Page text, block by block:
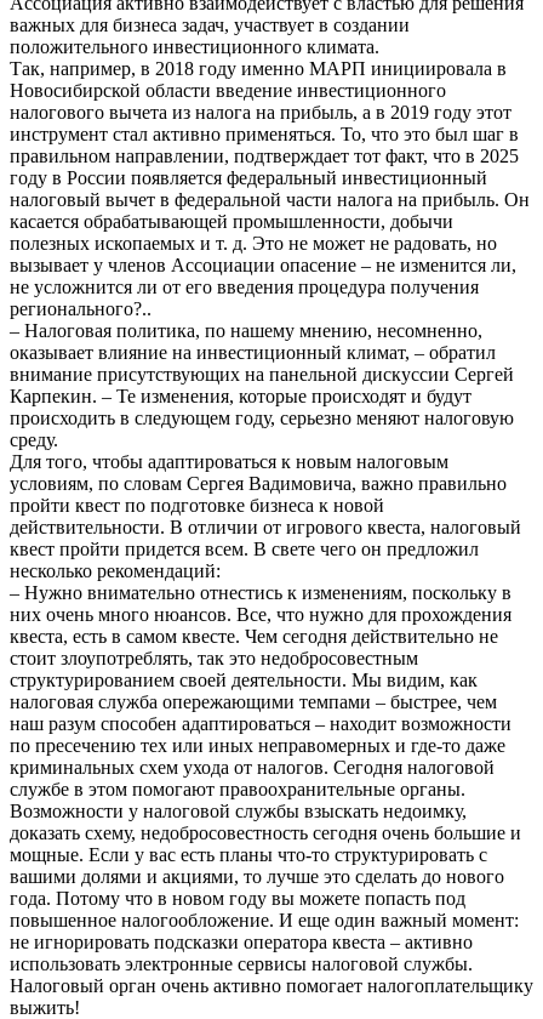
важных для бизнеса задач, участвует в создании
положительного инвестиционного климата.
Так, например, в 2018 году именно МАРП инициировала в
Новосибирской области введение инвестиционного
налогового вычета из налога на прибыль, а в 2019 году этот
инструмент стал активно применяться. То, что это был шаг в
правильном направлении, подтверждает тот факт, что в 2025
году в России появляется федеральный инвестиционный
налоговый вычет в федеральной части налога на прибыль. Он
касается обрабатывающей промышленности, добычи
полезных ископаемых и т. д. Это не может не радовать, но
вызывает у членов Ассоциации опасение – не изменится ли,
не усложнится ли от его введения процедура получения
регионального?..
– Налоговая политика, по нашему мнению, несомненно,
оказывает влияние на инвестиционный климат, – обратил
внимание присутствующих на панельной дискуссии Сергей
Карпекин. – Те изменения, которые происходят и будут
происходить в следующем году, серьезно меняют налоговую
среду.
Для того, чтобы адаптироваться к новым налоговым
условиям, по словам Сергея Вадимовича, важно правильно
пройти квест по подготовке бизнеса к новой
действительности. В отличии от игрового квеста, налоговый
квест пройти придется всем. В свете чего он предложил
несколько рекомендаций:
– Нужно внимательно отнестись к изменениям, поскольку в
них очень много нюансов. Все, что нужно для прохождения
квеста, есть в самом квесте. Чем сегодня действительно не
стоит злоупотреблять, так это недобросовестным
структурированием своей деятельности. Мы видим, как
налоговая служба опережающими темпами – быстрее, чем
наш разум способен адаптироваться – находит возможности
по пресечению тех или иных неправомерных и где-то даже
криминальных схем ухода от налогов. Сегодня налоговой
службе в этом помогают правоохранительные органы.
Возможности у налоговой службы взыскать недоимку,
доказать схему, недобросовестность сегодня очень большие и
мощные. Если у вас есть планы что-то структурировать с
вашими долями и акциями, то лучше это сделать до нового
года. Потому что в новом году вы можете попасть под
повышенное налогообложение. И еще один важный момент:
не игнорировать подсказки оператора квеста – активно
использовать электронные сервисы налоговой службы.
Налоговый орган очень активно помогает налогоплательщику
выжить!